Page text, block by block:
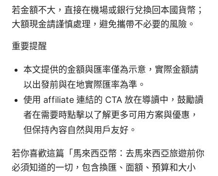
若金額不大，直接在機場或銀行兌換回本國貨幣；
大額現金請謹慎處理，避免攜帶不必要的風險。
重要提醒
本文提供的金額與匯率僅為示意，實際金額請
以出發前與在地實際匯率為準。
使用 affiliate 連結的 CTA 放在導讀中，鼓勵讀
者在需要時點擊以了解更多可用方案與優惠，
但保持內容自然與用戶友好。
若你喜歡這篇「馬來西亞幣：去馬來西亞旅遊前你
必須知道的一切，包含換匯、面額、預算和大小